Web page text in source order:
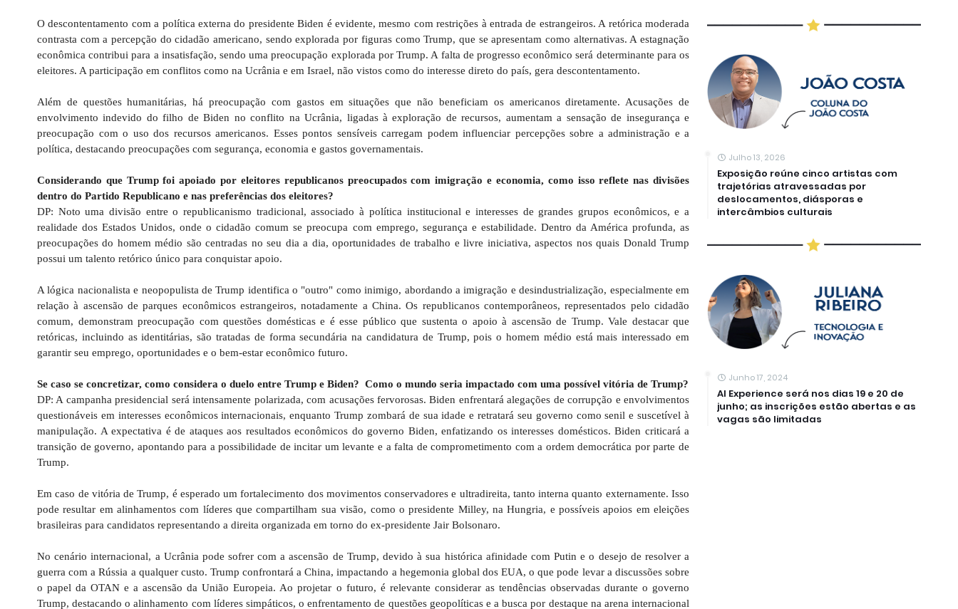
O descontentamento com a política externa do presidente Biden é evidente, mesmo com restrições à entrada de estrangeiros. A retórica moderada
contrasta com a percepção do cidadão americano, sendo explorada por figuras como Trump, que se apresentam como alternativas. A estagnação
econômica contribui para a insatisfação, sendo uma preocupação explorada por Trump. A falta de progresso econômico será determinante para os
eleitores. A participação em conflitos como na Ucrânia e em Israel, não vistos como do interesse direto do país, gera descontentamento.
Além de questões humanitárias, há preocupação com gastos em situações que não beneficiam os americanos diretamente. Acusações de
envolvimento indevido do filho de Biden no conflito na Ucrânia, ligadas à exploração de recursos, aumentam a sensação de insegurança e
preocupação com o uso dos recursos americanos. Esses pontos sensíveis carregam podem influenciar percepções sobre a administração e a
política, destacando preocupações com segurança, economia e gastos governamentais.
Considerando que Trump foi apoiado por eleitores republicanos preocupados com imigração e economia, como isso reflete nas divisões
dentro do Partido Republicano e nas preferências dos eleitores?
DP: Noto uma divisão entre o republicanismo tradicional, associado à política institucional e interesses de grandes grupos econômicos, e a
realidade dos Estados Unidos, onde o cidadão comum se preocupa com emprego, segurança e estabilidade. Dentro da América profunda, as
preocupações do homem médio são centradas no seu dia a dia, oportunidades de trabalho e livre iniciativa, aspectos nos quais Donald Trump
possui um talento retórico único para conquistar apoio.
A lógica nacionalista e neopopulista de Trump identifica o "outro" como inimigo, abordando a imigração e desindustrialização, especialmente em
relação à ascensão de parques econômicos estrangeiros, notadamente a China. Os republicanos contemporâneos, representados pelo cidadão
comum, demonstram preocupação com questões domésticas e é esse público que sustenta o apoio à ascensão de Trump. Vale destacar que
retóricas, incluindo as identitárias, são tratadas de forma secundária na candidatura de Trump, pois o homem médio está mais interessado em
garantir seu emprego, oportunidades e o bem-estar econômico futuro.
Se caso se concretizar, como considera o duelo entre Trump e Biden? Como o mundo seria impactado com uma possível vitória de Trump?
DP: A campanha presidencial será intensamente polarizada, com acusações fervorosas. Biden enfrentará alegações de corrupção e envolvimentos
questionáveis em interesses econômicos internacionais, enquanto Trump zombará de sua idade e retratará seu governo como senil e suscetível à
manipulação. A expectativa é de ataques aos resultados econômicos do governo Biden, enfatizando os interesses domésticos. Biden criticará a
transição de governo, apontando para a possibilidade de incitar um levante e a falta de comprometimento com a ordem democrática por parte de
Trump.
Em caso de vitória de Trump, é esperado um fortalecimento dos movimentos conservadores e ultradireita, tanto interna quanto externamente. Isso
pode resultar em alinhamentos com líderes que compartilham sua visão, como o presidente Milley, na Hungria, e possíveis apoios em eleições
brasileiras para candidatos representando a direita organizada em torno do ex-presidente Jair Bolsonaro.
No cenário internacional, a Ucrânia pode sofrer com a ascensão de Trump, devido à sua histórica afinidade com Putin e o desejo de resolver a
guerra com a Rússia a qualquer custo. Trump confrontará a China, impactando a hegemonia global dos EUA, o que pode levar a discussões sobre
o papel da OTAN e a ascensão da União Europeia. Ao projetar o futuro, é relevante considerar as tendências observadas durante o governo
Trump, destacando o alinhamento com líderes simpáticos, o enfrentamento de questões geopolíticas e a busca por destaque na arena internacional
Julho 13, 2026
Exposição reúne cinco artistas com
trajetórias atravessadas por
deslocamentos, diásporas e
intercâmbios culturais
Junho 17, 2024
AI Experience será nos dias 19 e 20 de
junho; as inscrições estão abertas e as
vagas são limitadas